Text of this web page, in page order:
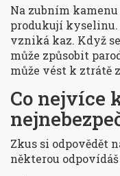
Na zubním
produkují kyselinu.
vzniká kaz. Když
může způsobit
může vést k ztrátě
Co nejvíce
Zkus si odpovědět
některou